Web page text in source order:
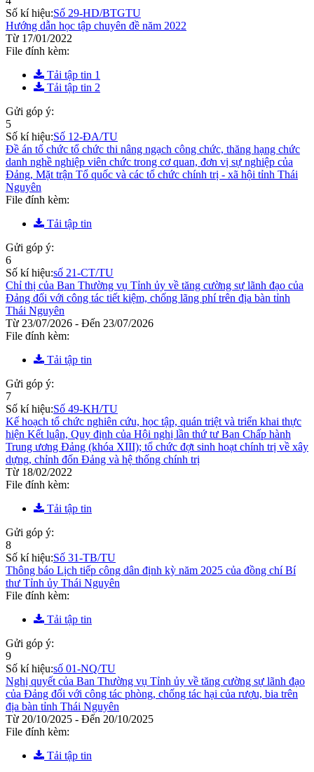
Số kí hiệu:Số 29-HD/BTGTU
Hướng dẫn học tập chuyên đề năm 2022
Từ 17/01/2022
File đính kèm:
Tải tập tin 1
Tải tập tin 2
Gửi góp ý:
5
Số kí hiệu:Số 12-ĐA/TU
Đề án tổ chức tổ chức thi nâng ngạch công chức, thăng hạng chức
danh nghề nghiệp viên chức trong cơ quan, đơn vị sự nghiệp của
Đảng, Mặt trận Tổ quốc và các tổ chức chính trị - xã hội tỉnh Thái
Nguyên
File đính kèm:
Tải tập tin
Gửi góp ý:
6
Số kí hiệu:số 21-CT/TU
Chỉ thị của Ban Thường vụ Tỉnh ủy về tăng cường sự lãnh đạo của
Đảng đối với công tác tiết kiệm, chống lãng phí trên địa bàn tỉnh
Thái Nguyên
Từ 23/07/2026 - Đến 23/07/2026
File đính kèm:
Tải tập tin
Gửi góp ý:
7
Số kí hiệu:Số 49-KH/TU
Kế hoạch tổ chức nghiên cứu, học tập, quán triệt và triển khai thực
hiện Kết luận, Quy định của Hội nghị lần thứ tư Ban Chấp hành
Trung ương Đảng (khóa XIII); tổ chức đợt sinh hoạt chính trị về xây
dựng, chỉnh đốn Đảng và hệ thống chính trị
Từ 18/02/2022
File đính kèm:
Tải tập tin
Gửi góp ý:
8
Số kí hiệu:Số 31-TB/TU
Thông báo Lịch tiếp công dân định kỳ năm 2025 của đồng chí Bí
thư Tỉnh ủy Thái Nguyên
File đính kèm:
Tải tập tin
Gửi góp ý:
9
Số kí hiệu:số 01-NQ/TU
Nghị quyết của Ban Thường vụ Tỉnh ủy về tăng cường sự lãnh đạo
của Đảng đối với công tác phòng, chống tác hại của rượu, bia trên
địa bàn tỉnh Thái Nguyên
Từ 20/10/2025 - Đến 20/10/2025
File đính kèm:
Tải tập tin